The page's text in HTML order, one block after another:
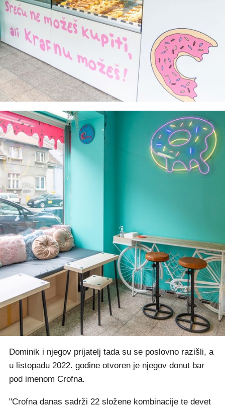
Dominik i njegov prijatelj tada su se poslovno razišli, a
u listopadu 2022. godine otvoren je njegov donut bar
pod imenom Crofna.
"Crofna danas sadrži 22 složene kombinacije te devet